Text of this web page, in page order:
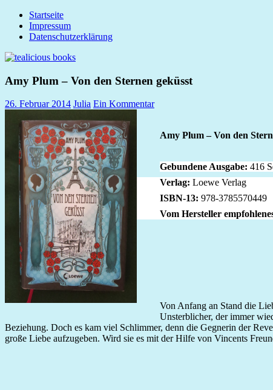
Zum
Inhalt
springen
tealicious
books
Startseite
Impressum
Datenschutzerklärung
Amy Plum – Von den Sternen geküsst
26. Februar 2014 Julia Ein Kommentar
Amy Plum – Von den
Gebundene Ausgabe: 416
Verlag: Loewe Verlag
ISBN-13: 978-3785570449
Vom Hersteller
Von Anfang an Stand die
Unsterblicher, der immer
Beziehung. Doch es kam viel Schlimmer, denn die Gegnerin der
große Liebe aufzugeben. Wird sie es mit der Hilfe von Vincents